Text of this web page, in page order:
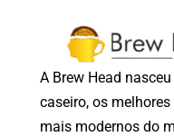
A Brew Head
caseiro, os
mais modernos do